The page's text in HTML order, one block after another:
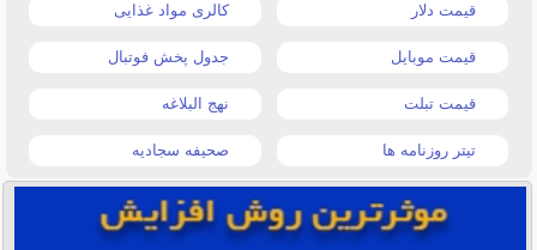
قیمت دلار کالری مواد غذایی
قیمت موبایل جدول پخش فوتبال
قیمت تبلت نهج البلاغه
تیتر روزنامه ها صحیفه سجادیه